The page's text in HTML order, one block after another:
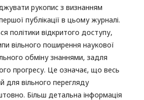
рукопис з визнанням
публікації в цьому журналі.
політики відкритого доступу,
вільного поширення наукової
обміну знаннями, задля
прогресу. Це означає, що весь
для вільного перегляду
Більш детальна інформація